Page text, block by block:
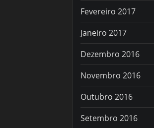
Fevereiro 2017
Janeiro 2017
Dezembro 2016
Novembro 2016
Outubro 2016
Setembro 2016